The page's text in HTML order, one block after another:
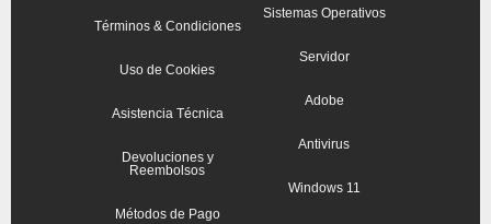
Términos & Condiciones
Uso de Cookies
Asistencia Técnica
Devoluciones y
Reembolsos
Métodos de Pago
Sistemas Operativos
Servidor
Adobe
Antivirus
Windows 11